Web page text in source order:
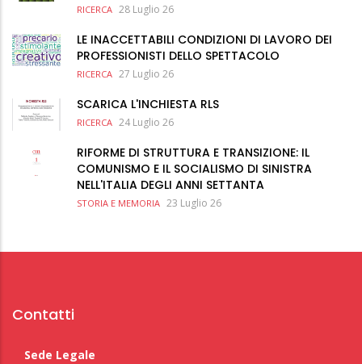
RICERCA 28 Luglio 26
LE INACCETTABILI CONDIZIONI DI LAVORO DEI
PROFESSIONISTI DELLO SPETTACOLO
RICERCA 27 Luglio 26
SCARICA L'INCHIESTA RLS
RICERCA 24 Luglio 26
RIFORME DI STRUTTURA E TRANSIZIONE: IL
COMUNISMO E IL SOCIALISMO DI SINISTRA
NELL'ITALIA DEGLI ANNI SETTANTA
STORIA E MEMORIA 23 Luglio 26
Contatti
Sede Legale